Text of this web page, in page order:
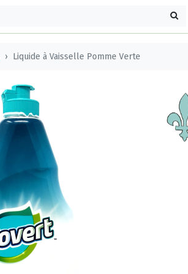
Liquide à Vaisselle Pomme Verte